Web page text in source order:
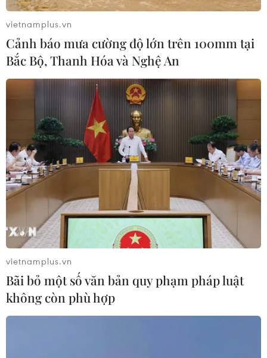
vietnamplus.vn
Cảnh báo mưa cường độ lớn trên 100mm tại
Bắc Bộ, Thanh Hóa và Nghệ An
vietnamplus.vn
Bãi bỏ một số văn bản quy phạm pháp luật
không còn phù hợp